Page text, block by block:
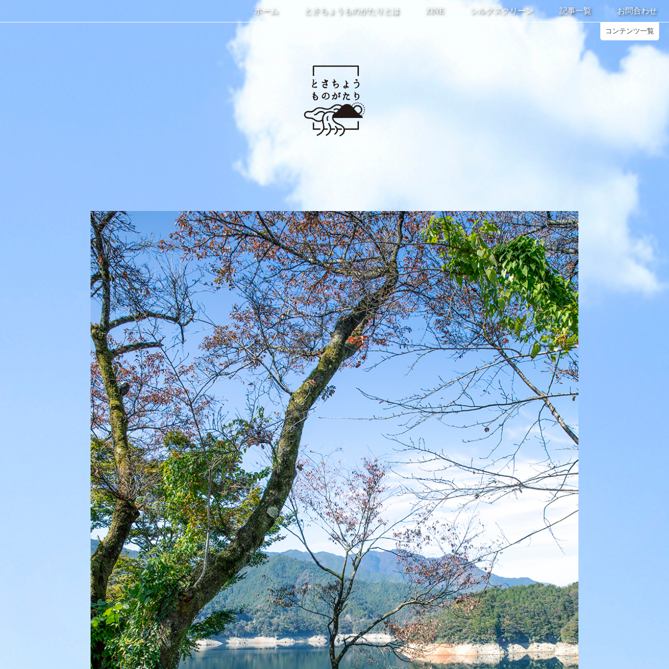
ホーム とさちょうものがたりとは ZINE シルクスクリーン 記事一覧 お問合わせ
コンテンツ一覧